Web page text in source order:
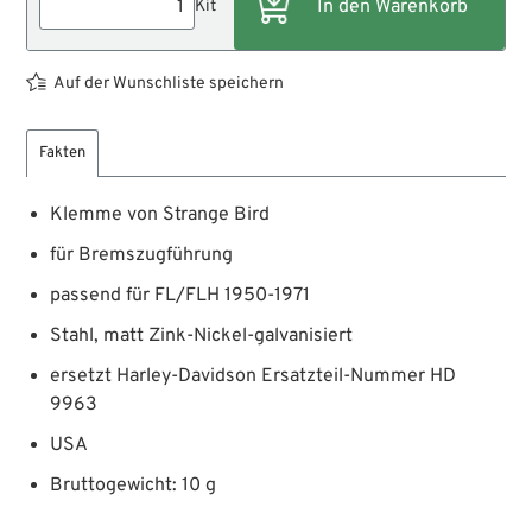
Kit
Auf der Wunschliste speichern
Fakten
Klemme von Strange Bird
für Bremszugführung
passend für FL/FLH 1950-1971
Stahl, matt Zink-Nickel-galvanisiert
ersetzt Harley-Davidson Ersatzteil-Nummer HD
9963
USA
Bruttogewicht: 10 g